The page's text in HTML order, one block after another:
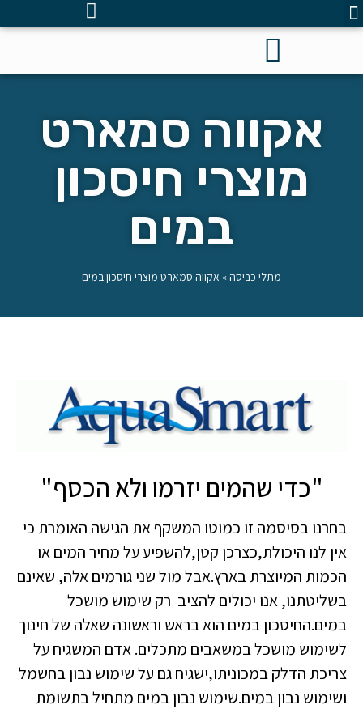
אקווה סמארט
מוצרי חיסכון
במים
מתלי כביסה» אקווה סמארט מוצרי חיסכון במים
"כדי שהמים יזרמו ולא הכסף"
בחרנו בסיסמה זו כמוטו המשקף את הגישה האומרת כי
אין לנו היכולת,כצרכן קטן,להשפיע על מחיר המים או
הכמות המיוצרת בארץ.אבל מול שני גורמים אלה, שאינם
בשליטתנו, אנו יכולים להציב רק שימוש מושכל
במים.החיסכון במים הוא בראש וראשונה שאלה של חינוך
לשימוש מושכל במשאבים מתכלים. אדם המשגיח על
צריכת הדלק במכוניתו,ישגיח גם על שימוש נבון בחשמל
ושימוש נבון במים.שימוש נבון במים מתחיל בתשומת